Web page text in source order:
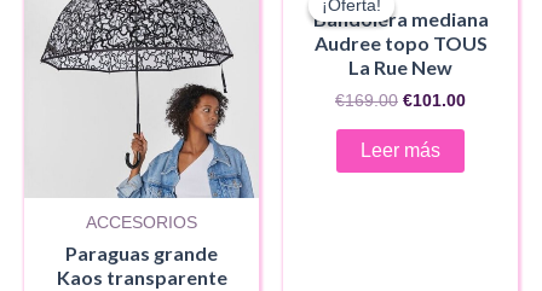
ACCESORIOS
Paraguas grande
Kaos transparente
¡Oferta!
¡Oferta!
Bandolera mediana
Audree topo TOUS
La Rue New
€169.00 El
original
€101.00El
Leer más